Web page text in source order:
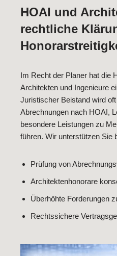
HOAI und
rechtliche
Im Recht der Planer hat die
Architekten und Ingenieure
Juristischer Beistand wird
Abrechnungen nach HOAI,
besondere Leistungen zu
führen. Wir unterstützen Sie
Prüfung von
Architektenhonorare
Überhöhte Forderungen
Rechtssichere